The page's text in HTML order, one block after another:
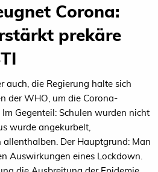
Corona:
prekäre
auch, die Regierung halte sich
der WHO, um die Corona-
Gegenteil: Schulen wurden nicht
wurde angekurbelt,
Der Hauptgrund: Man
Auswirkungen eines Lockdown.